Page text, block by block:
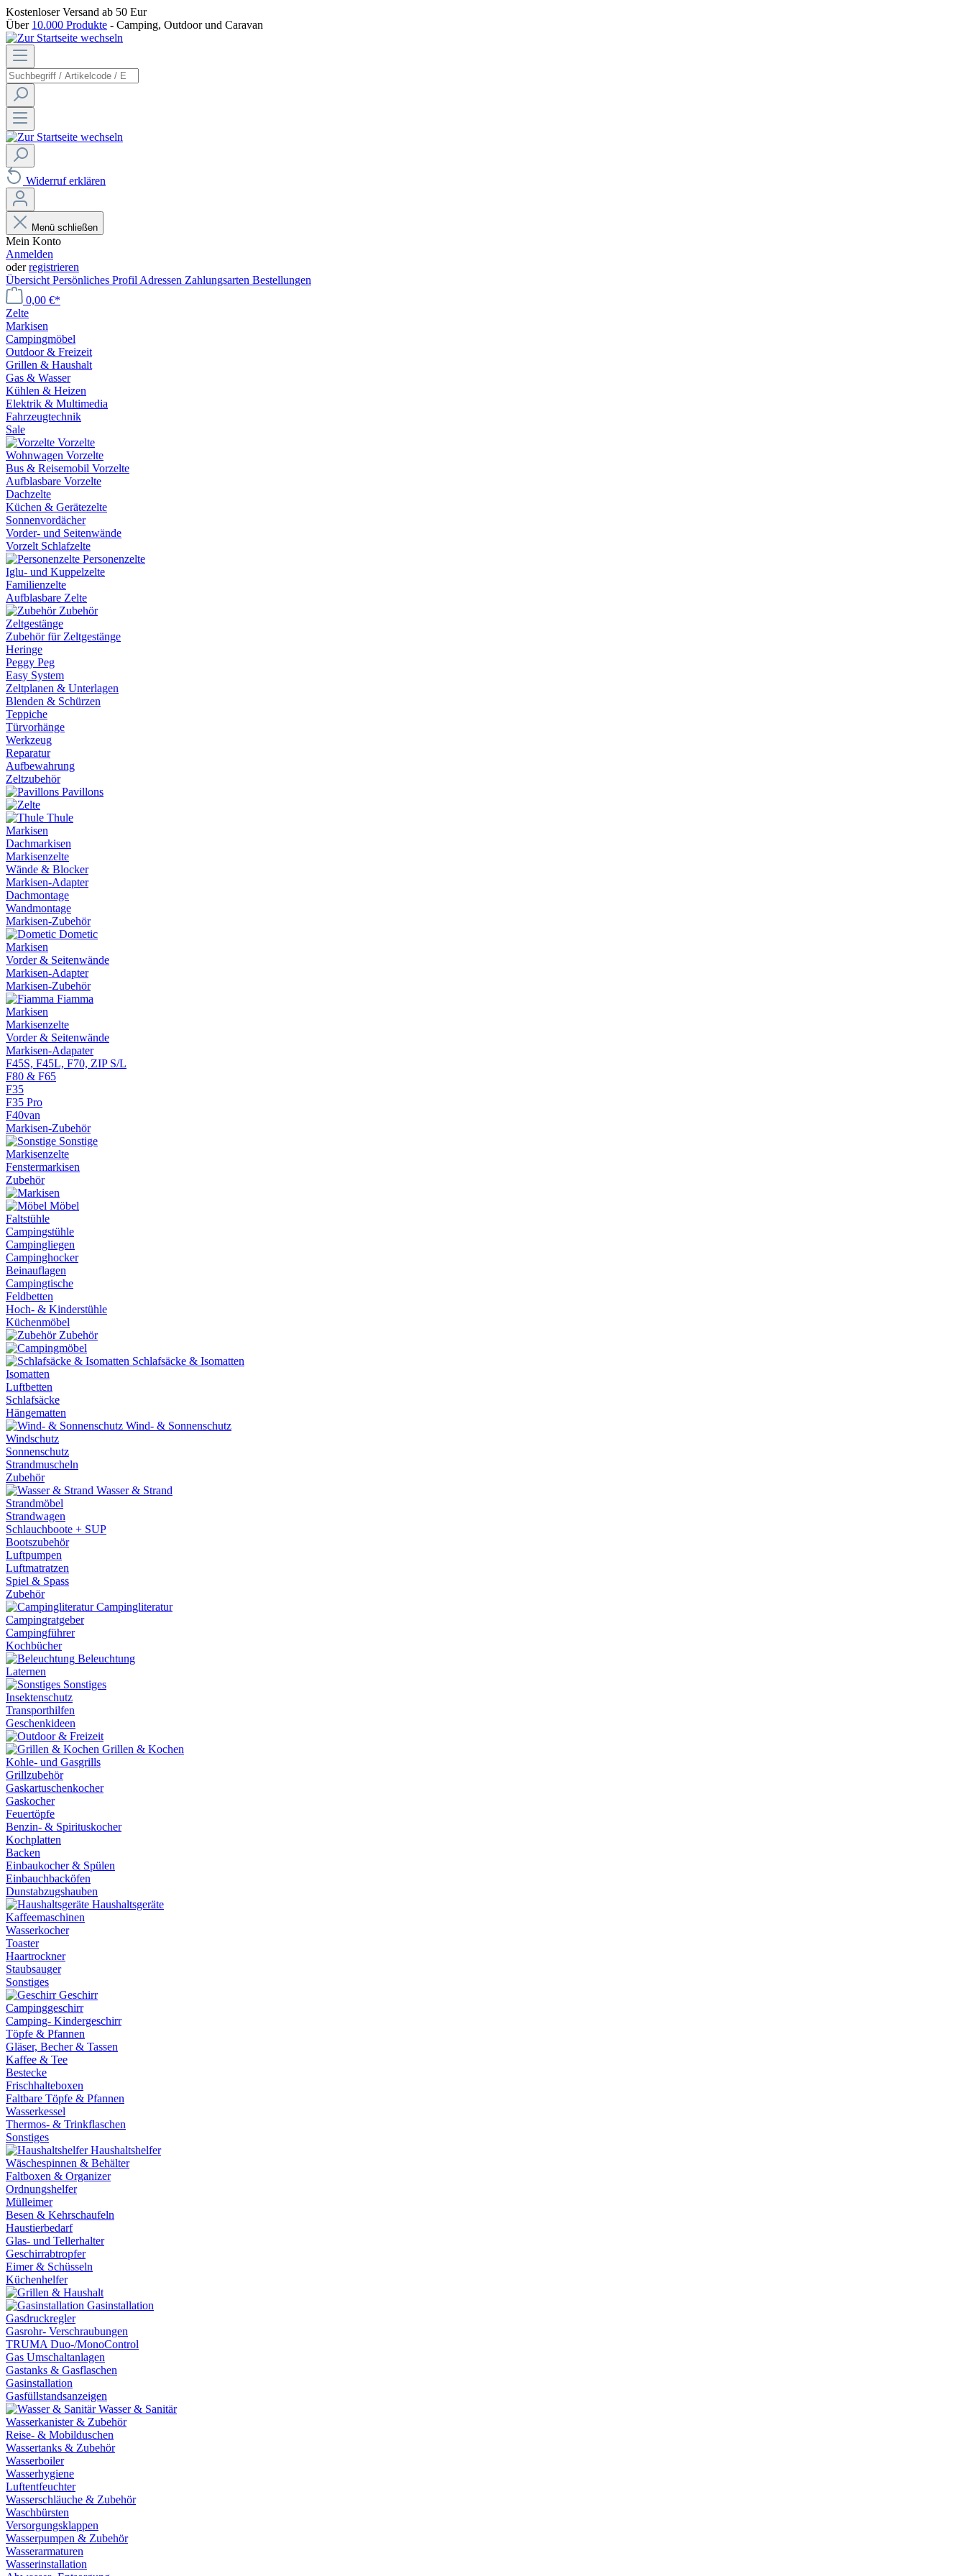
Kostenloser Versand ab 50 Eur
Über 10.000 Produkte - Camping, Outdoor und Caravan
Widerruf erklären
Menü schließen
Mein Konto
Anmelden
oderregistrieren
Übersicht Persönliches Profil Adressen Zahlungsarten Bestellungen
0,00 €*
Zelte
Markisen
Campingmöbel
Outdoor & Freizeit
Grillen & Haushalt
Gas & Wasser
Kühlen & Heizen
Elektrik & Multimedia
Fahrzeugtechnik
Sale
Vorzelte
Wohnwagen Vorzelte
Bus & Reisemobil Vorzelte
Aufblasbare Vorzelte
Dachzelte
Küchen & Gerätezelte
Sonnenvordächer
Vorder- und Seitenwände
Vorzelt Schlafzelte
Personenzelte
Iglu- und Kuppelzelte
Familienzelte
Aufblasbare Zelte
Zubehör
Zeltgestänge
Zubehör für Zeltgestänge
Heringe
Peggy Peg
Easy System
Zeltplanen & Unterlagen
Blenden & Schürzen
Teppiche
Türvorhänge
Werkzeug
Reparatur
Aufbewahrung
Zeltzubehör
Pavillons
Thule
Markisen
Dachmarkisen
Markisenzelte
Wände & Blocker
Markisen-Adapter
Dachmontage
Wandmontage
Markisen-Zubehör
Dometic
Markisen
Vorder & Seitenwände
Markisen-Adapter
Markisen-Zubehör
Fiamma
Markisen
Markisenzelte
Vorder & Seitenwände
Markisen-Adapater
F45S, F45L, F70, ZIP S/L
F80 & F65
F35
F35 Pro
F40van
Markisen-Zubehör
Sonstige
Markisenzelte
Fenstermarkisen
Zubehör
Möbel
Faltstühle
Campingstühle
Campingliegen
Campinghocker
Beinauflagen
Campingtische
Feldbetten
Hoch- & Kinderstühle
Küchenmöbel
Zubehör
Schlafsäcke & Isomatten
Isomatten
Luftbetten
Schlafsäcke
Hängematten
Wind- & Sonnenschutz
Windschutz
Sonnenschutz
Strandmuscheln
Zubehör
Wasser & Strand
Strandmöbel
Strandwagen
Schlauchboote + SUP
Bootszubehör
Luftpumpen
Luftmatratzen
Spiel & Spass
Zubehör
Campingliteratur
Campingratgeber
Campingführer
Kochbücher
Beleuchtung
Laternen
Sonstiges
Insektenschutz
Transporthilfen
Geschenkideen
Grillen & Kochen
Kohle- und Gasgrills
Grillzubehör
Gaskartuschenkocher
Gaskocher
Feuertöpfe
Benzin- & Spirituskocher
Kochplatten
Backen
Einbaukocher & Spülen
Einbauchbacköfen
Dunstabzugshauben
Haushaltsgeräte
Kaffeemaschinen
Wasserkocher
Toaster
Haartrockner
Staubsauger
Sonstiges
Geschirr
Campinggeschirr
Camping- Kindergeschirr
Töpfe & Pfannen
Gläser, Becher & Tassen
Kaffee & Tee
Bestecke
Frischhalteboxen
Faltbare Töpfe & Pfannen
Wasserkessel
Thermos- & Trinkflaschen
Sonstiges
Haushaltshelfer
Wäschespinnen & Behälter
Faltboxen & Organizer
Ordnungshelfer
Mülleimer
Besen & Kehrschaufeln
Haustierbedarf
Glas- und Tellerhalter
Geschirrabtropfer
Eimer & Schüsseln
Küchenhelfer
Gasinstallation
Gasdruckregler
Gasrohr- Verschraubungen
TRUMA Duo-/MonoControl
Gas Umschaltanlagen
Gastanks & Gasflaschen
Gasinstallation
Gasfüllstandsanzeigen
Wasser & Sanitär
Wasserkanister & Zubehör
Reise- & Mobilduschen
Wassertanks & Zubehör
Wasserboiler
Wasserhygiene
Luftentfeuchter
Wasserschläuche & Zubehör
Waschbürsten
Versorgungsklappen
Wasserpumpen & Zubehör
Wasserarmaturen
Wasserinstallation